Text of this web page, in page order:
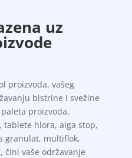
uz
proizvoda, vašeg
bistrine i svežine
proizvoda,
hlora, alga stop,
granulat, multiflok,
čini vaše održavanje